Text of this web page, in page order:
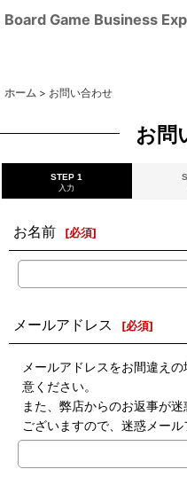
Board Game Business
ホーム > お問い合わせ
お問
STEP 1
入力
お名前 [必須]
メールアドレス [必須]
メールアドレスをお間違え
意ください。
また、弊店からのお返事が
ございますので、迷惑メール